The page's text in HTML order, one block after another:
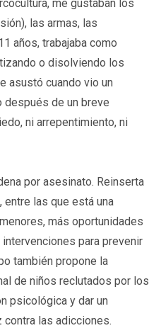
me gustaban los
las armas, las
años, trabajaba como
o disolviendo los
asustó cuando vio un
después de un breve
ni arrepentimiento, ni
por asesinato. Reinserta
las que está una
más oportunidades
para prevenir
también propone la
de niños reclutados por los
psicológica y dar un
las adicciones.